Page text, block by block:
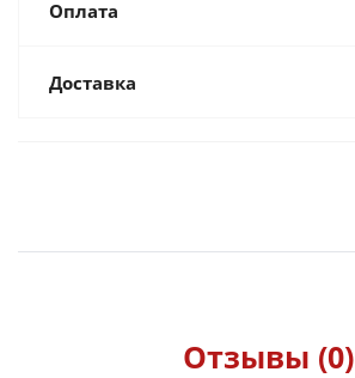
Оплата
Доставка
Отзывы (0)